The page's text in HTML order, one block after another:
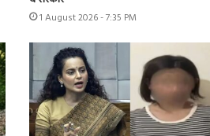
1 August 2026 - 7:35 PM